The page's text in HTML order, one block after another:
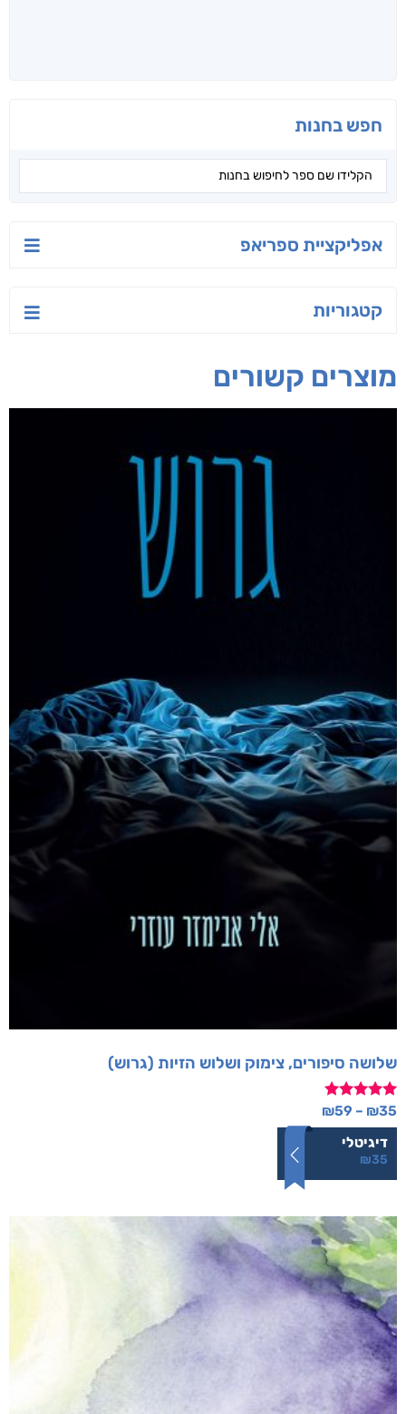
חפש בחנות
אפליקציית ספריאפ
קטגוריות
מוצרים קשורים
שלושה סיפורים, צימוק ושלוש הזיות (גרוש)
דורג
מתוך 5
₪35
–
₪59
דיגיטלי
₪35